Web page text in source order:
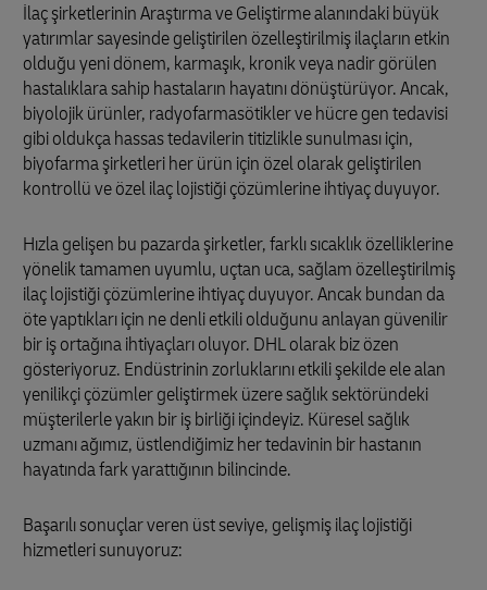
İlaç şirketlerinin Araştırma ve Geliştirme alanındaki büyük
yatırımlar sayesinde geliştirilen özelleştirilmiş ilaçların etkin
olduğu yeni dönem, karmaşık, kronik veya nadir görülen
hastalıklara sahip hastaların hayatını dönüştürüyor. Ancak,
biyolojik ürünler, radyofarmasötikler ve hücre gen tedavisi
gibi oldukça hassas tedavilerin titizlikle sunulması için,
biyofarma şirketleri her ürün için özel olarak geliştirilen
kontrollü ve özel ilaç lojistiği çözümlerine ihtiyaç duyuyor.
Hızla gelişen bu pazarda şirketler, farklı sıcaklık özelliklerine
yönelik tamamen uyumlu, uçtan uca, sağlam özelleştirilmiş
ilaç lojistiği çözümlerine ihtiyaç duyuyor. Ancak bundan da
öte yaptıkları için ne denli etkili olduğunu anlayan güvenilir
bir iş ortağına ihtiyaçları oluyor. DHL olarak biz özen
gösteriyoruz. Endüstrinin zorluklarını etkili şekilde ele alan
yenilikçi çözümler geliştirmek üzere sağlık sektöründeki
müşterilerle yakın bir iş birliği içindeyiz. Küresel sağlık
uzmanı ağımız, üstlendiğimiz her tedavinin bir hastanın
hayatında fark yarattığının bilincinde.
Başarılı sonuçlar veren üst seviye, gelişmiş ilaç lojistiği
hizmetleri sunuyoruz: